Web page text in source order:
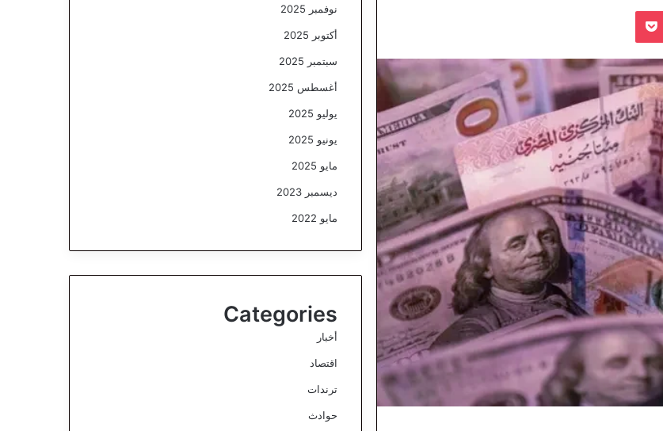
نوفمبر 2025
أكتوبر 2025
سبتمبر 2025
أغسطس 2025
يوليو 2025
يونيو 2025
مايو 2025
ديسمبر 2023
مايو 2022
Categories
أخبار
اقتصاد
ترندات
حوادث